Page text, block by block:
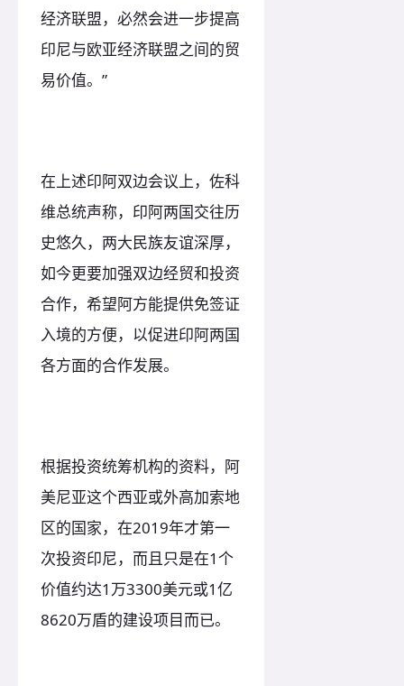
经济联盟，必然会进一步提高
印尼与欧亚经济联盟之间的贸
易价值。”
在上述印阿双边会议上，佐科
维总统声称，印阿两国交往历
史悠久，两大民族友谊深厚，
如今更要加强双边经贸和投资
合作，希望阿方能提供免签证
入境的方便，以促进印阿两国
各方面的合作发展。
根据投资统筹机构的资料，阿
美尼亚这个西亚或外高加索地
区的国家，在2019年才第一
次投资印尼，而且只是在1个
价值约达1万3300美元或1亿
8620万盾的建设项目而已。